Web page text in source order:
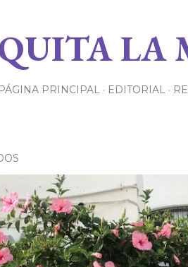
LA
PÁGINA PRINCIPAL EDITORIAL